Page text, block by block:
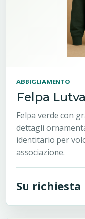
ABBIGLIAMENTO
Felpa
Felpa verde con
dettagli
identitario per
associazione.
Su richiesta